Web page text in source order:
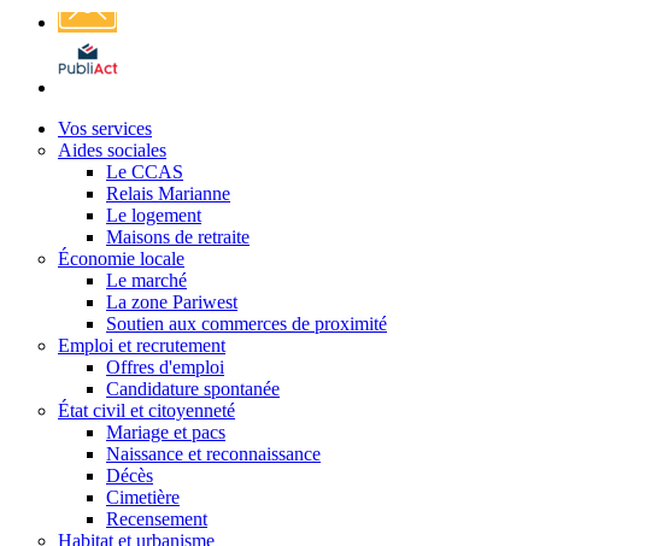
Affichage
légal
Vos services
Aides sociales
Le CCAS
Relais Marianne
Le logement
Maisons de retraite
Économie locale
Le marché
La zone Pariwest
Soutien aux commerces de proximité
Emploi et recrutement
Offres d'emploi
Candidature spontanée
État civil et citoyenneté
Mariage et pacs
Naissance et reconnaissance
Décès
Cimetière
Recensement
Habitat et urbanisme